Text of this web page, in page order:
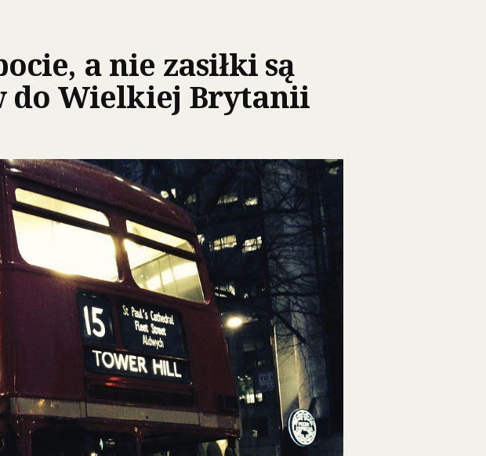
a nie zasiłki są
do Wielkiej Brytanii